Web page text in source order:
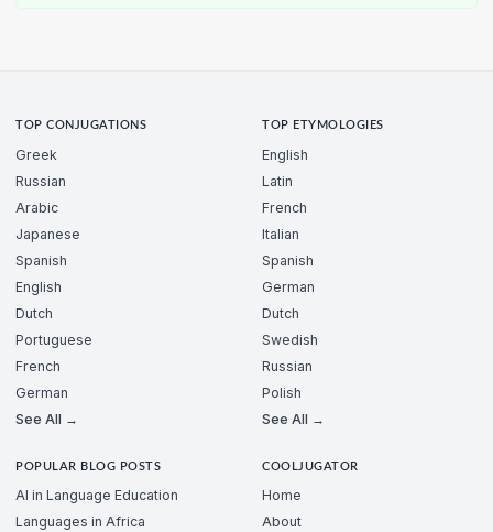
TOP CONJUGATIONS
Greek
Russian
Arabic
Japanese
Spanish
English
Dutch
Portuguese
French
German
See All →
TOP ETYMOLOGIES
English
Latin
French
Italian
Spanish
German
Dutch
Swedish
Russian
Polish
See All →
POPULAR BLOG POSTS
AI in Language Education
Languages in Africa
COOLJUGATOR
Home
About